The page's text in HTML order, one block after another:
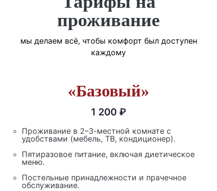
проживание
мы делаем всё, чтобы комфорт был доступен
каждому
«Базовый»
1 200 ₽
Проживание в 2–3-местной комнате с
удобствами (мебель, ТВ, кондиционер).
Пятиразовое питание, включая диетическое
меню.
Постельные принадлежности и прачечное
обслуживание.